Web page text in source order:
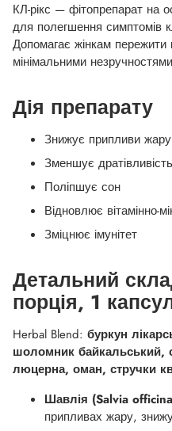
КЛ-рікс — фітопрепарат на
для полегшення симптомів
Допомагає жінкам пережити
мінімальними
Дія препарату
Знижує припливи жару
Зменшує
Поліпшує сон
Відновлює вітамінно-
Зміцнює імунітет
Детальний
порція, 1
Herbal Blend: буркун
шоломник
люцерна, оман, стручки
Шавлія (Salvia
припливах жару,